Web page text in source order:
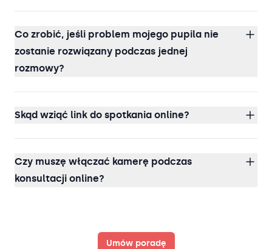
Co zrobić, jeśli problem mojego pupila nie
zostanie rozwiązany podczas jednej
rozmowy?
Skąd wziąć link do spotkania online?
Czy muszę włączać kamerę podczas
konsultacji online?
Umów poradę